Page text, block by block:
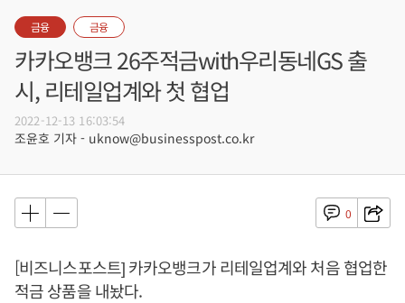
금융 금융
카카오뱅크 26주적금with우리동네GS 출
시, 리테일업계와 첫 협업
2022-12-13 16:03:54
조윤호 기자 - uknow@businesspost.co.kr
0
[비즈니스포스트] 카카오뱅크가 리테일업계와 처음 협업한
적금 상품을 내놨다.